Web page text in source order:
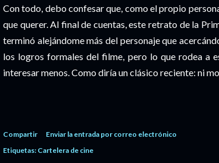
Con todo, debo confesar que, como el propio
que querer. Al final de cuentas, este retrato de la
terminó alejándome más del personaje que
los logros formales del filme, pero lo que rodea a
interesar menos. Como diría un clásico reciente: ni
Compartir
Enviar la entrada por correo electrónico
Etiquetas: Cartelera de cine